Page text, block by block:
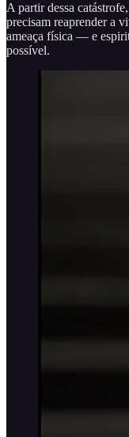
A partir dessa
precisam reaprender a
ameaça física — e
possível.